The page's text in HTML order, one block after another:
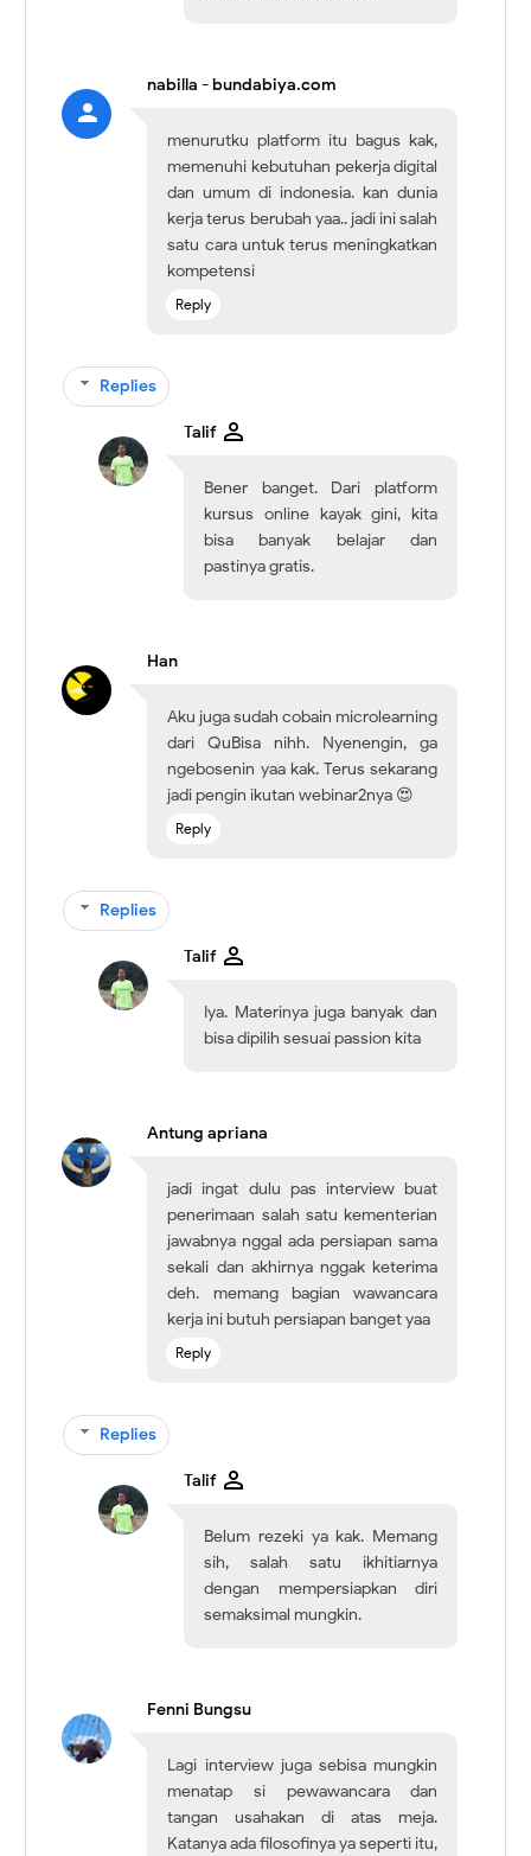
nabilla - bundabiya.com
menurutku platform itu bagus kak,
memenuhi kebutuhan pekerja digital
dan umum di indonesia. kan dunia
kerja terus berubah yaa.. jadi ini salah
satu cara untuk terus meningkatkan
kompetensi
Reply
Replies
Talif
Bener banget. Dari platform
kursus online kayak gini, kita
bisa banyak belajar dan
pastinya gratis.
Han
Aku juga sudah cobain microlearning
dari QuBisa nihh. Nyenengin, ga
ngebosenin yaa kak. Terus sekarang
jadi pengin ikutan webinar2nya 😍
Reply
Replies
Talif
Iya. Materinya juga banyak dan
bisa dipilih sesuai passion kita
Antung apriana
jadi ingat dulu pas interview buat
penerimaan salah satu kementerian
jawabnya nggal ada persiapan sama
sekali dan akhirnya nggak keterima
deh. memang bagian wawancara
kerja ini butuh persiapan banget yaa
Reply
Replies
Talif
Belum rezeki ya kak. Memang
sih, salah satu ikhitiarnya
dengan mempersiapkan diri
semaksimal mungkin.
Fenni Bungsu
Lagi interview juga sebisa mungkin
menatap si pewawancara dan
tangan usahakan di atas meja.
Katanya ada filosofinya ya seperti itu,